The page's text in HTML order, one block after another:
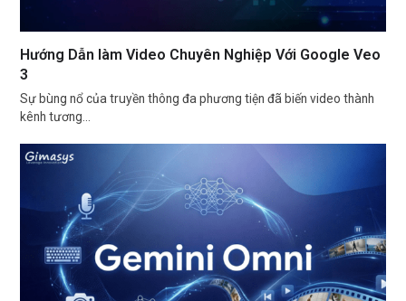
Hướng Dẫn làm Video Chuyên Nghiệp Với Google Veo
3
Sự bùng nổ của truyền thông đa phương tiện đã biến video thành
kênh tương…